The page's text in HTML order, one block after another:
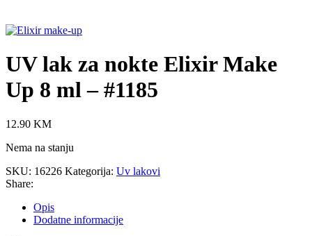
UV lak za nokte Elixir Make
Up 8 ml – #1185
12.90 KM
Nema na stanju
SKU: 16226 Kategorija: Uv lakovi
Share:
Opis
Dodatne informacije